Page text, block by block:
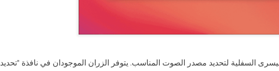
السفلية لتحديد مصدر الصوت المناسب. يتوفر الزران الموجودان في نافذة "تحديد